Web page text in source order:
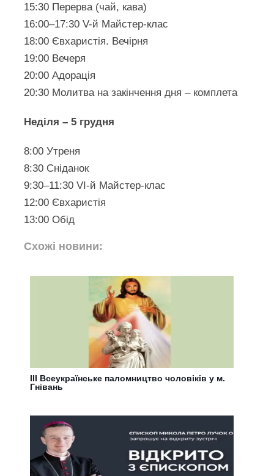
15:30 Перерва (чай, кава)
16:00–17:30 V-й Майстер-клас
18:00 Євхаристія. Вечірня
19:00 Вечеря
20:00 Адорація
20:30 Молитва на закінчення дня – комплета
Неділя – 5 грудня
8:00 Утреня
8:30 Сніданок
9:30–11:30 VI-й Майстер-клас
12:00 Євхаристія
13:00 Обід
Схожі новини:
III Всеукраїнське паломництво чоловіків у м.
Гнівань